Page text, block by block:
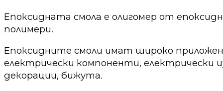
Епоксидната смола е олигомер от
полимери.
Епоксидните смоли имат широко
електрически компоненти, електрически
декорации, бижута.